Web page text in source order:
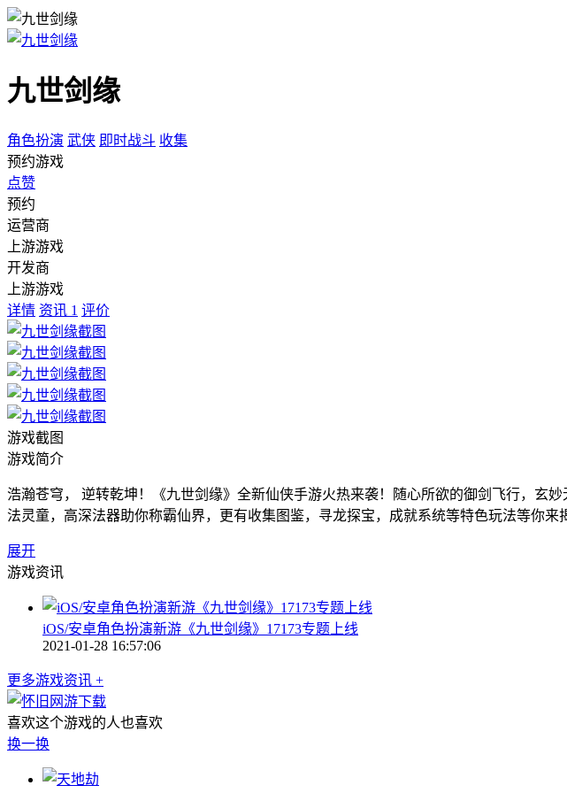
九世剑缘
角色扮演 武侠 即时战斗 收集
预约游戏
点赞
预约
运营商
上游游戏
开发商
上游游戏
详情 资讯 1 评价
游戏截图
游戏简介
浩瀚苍穹， 逆转乾坤！《九世剑缘》全新仙侠手游火热来袭！随心所欲的御剑飞行，玄
法灵童，高深法器助你称霸仙界，更有收集图鉴，寻龙探宝，成就系统等特色玩法等你来
展开
游戏资讯
iOS/安卓角色扮演新游《九世剑缘》17173专题上线
2021-01-28 16:57:06
更多游戏资讯 +
喜欢这个游戏的人也喜欢
换一换